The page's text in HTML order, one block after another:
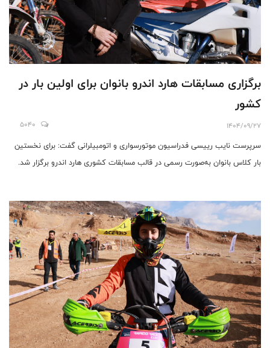
برگزاری مسابقات هارد اندرو بانوان برای اولین بار در
کشور
1404/09/27
5040
سرپرست نایب رییسی فدراسیون موتورسواری و اتومبیلرانی گفت: برای نخستین
بار کلاس بانوان به‌صورت رسمی در قالب مسابقات کشوری هارد اندرو برگزار شد.